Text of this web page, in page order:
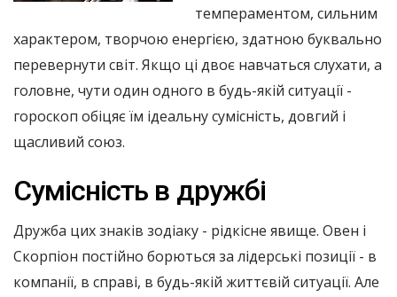
темпераментом, сильним
характером, творчою енергією, здатною буквально
перевернути світ. Якщо ці двоє навчаться слухати, а
головне, чути один одного в будь-якій ситуації -
гороскоп обіцяє їм ідеальну сумісність, довгий і
щасливий союз.
Сумісність в дружбі
Дружба цих знаків зодіаку - рідкісне явище. Овен і
Скорпіон постійно борються за лідерські позиції - в
компанії, в справі, в будь-якій життєвій ситуації. Але